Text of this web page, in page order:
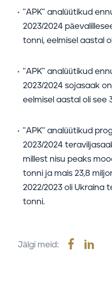
"APK" analüütikud
2023/2024
tonni, eelmisel aastal
"APK" analüütikud
2023/2024 sojasaak
eelmisel aastal oli see
"APK" analüütikud
2023/2024
millest nisu peaks
tonni ja mais 23,8
2022/2023 oli Ukraina
tonni.
Jälgi meid: